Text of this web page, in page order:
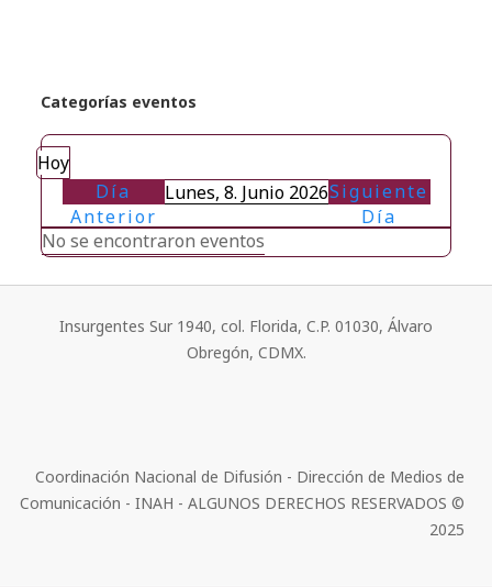
Categorías eventos
Hoy
Día
Anterior
Lunes, 8. Junio 2026Siguiente
Día
No se encontraron eventos
Insurgentes Sur 1940, col. Florida, C.P. 01030, Álvaro
Obregón, CDMX.
Coordinación Nacional de Difusión - Dirección de Medios de
Comunicación - INAH - ALGUNOS DERECHOS RESERVADOS ©
2025